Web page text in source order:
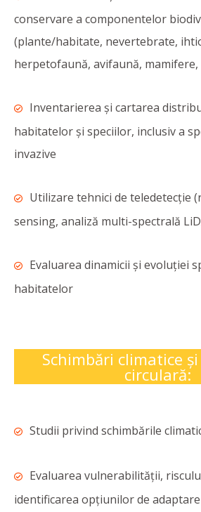
conservare a componentelor
(plante/habitate, nevertebrate,
herpetofaună, avifaună,
Inventarierea şi cartarea
habitatelor şi speciilor, inclusiv a
invazive
Utilizare tehnici de teledetecție
sensing, analiză multi-spectrală
Evaluarea dinamicii şi evoluţiei
habitatelor
Schimbări climatice
circulară:
Studii privind schimbările
Evaluarea vulnerabilității,
identificarea opţiunilor de